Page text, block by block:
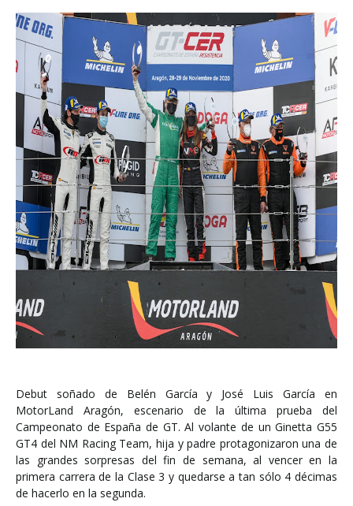
Debut soñado de Belén García y José Luis García en
MotorLand Aragón, escenario de la última prueba del
Campeonato de España de GT. Al volante de un Ginetta G55
GT4 del NM Racing Team, hija y padre protagonizaron una de
las grandes sorpresas del fin de semana, al vencer en la
primera carrera de la Clase 3 y quedarse a tan sólo 4 décimas
de hacerlo en la segunda.